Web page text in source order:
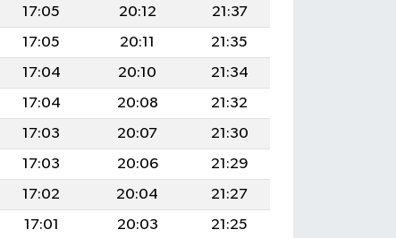
17:05 20:12
21:37
17:05 20:11
21:35
17:04 20:10
21:34
17:04 20:08
21:32
17:03 20:07
21:30
17:03 20:06
21:29
17:02 20:04
21:27
17:01 20:03
21:25